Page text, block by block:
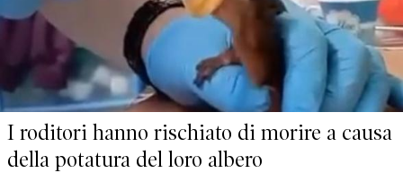
I roditori hanno rischiato di morire a causa
della potatura del loro albero